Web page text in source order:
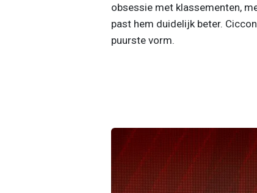
obsessie met klassementen,
past hem duidelijk beter.
puurste vorm.